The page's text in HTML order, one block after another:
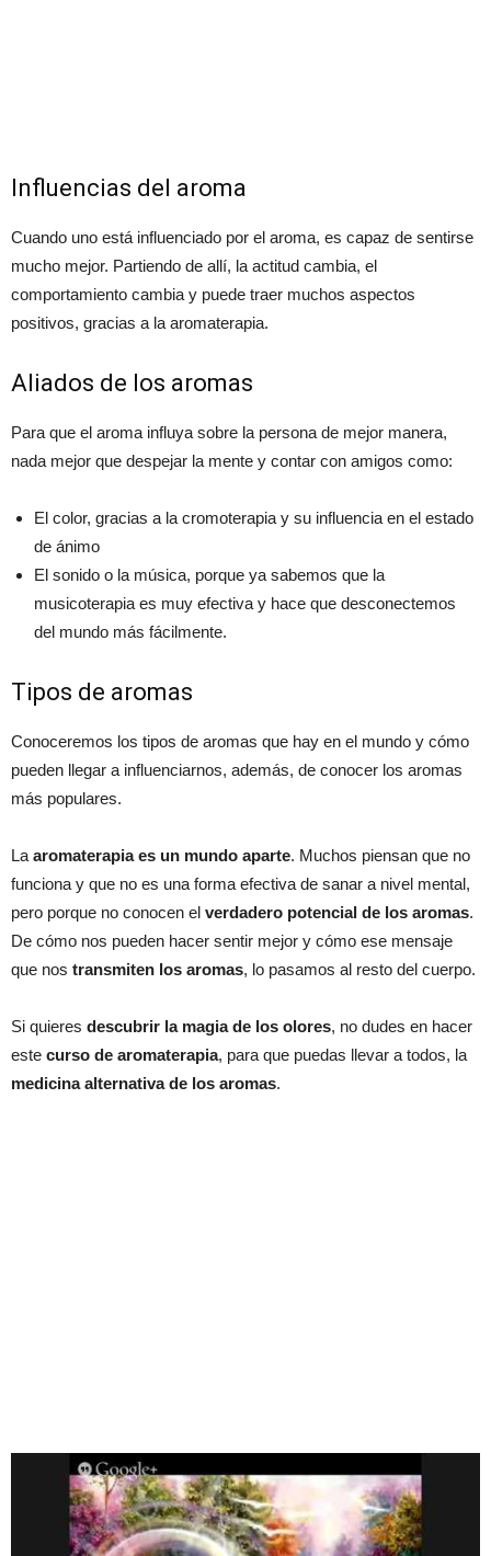
Influencias del aroma
Cuando uno está influenciado por el aroma, es capaz de sentirse
mucho mejor. Partiendo de allí, la actitud cambia, el
comportamiento cambia y puede traer muchos aspectos
positivos, gracias a la aromaterapia.
Aliados de los aromas
Para que el aroma influya sobre la persona de mejor manera,
nada mejor que despejar la mente y contar con amigos como:
El color, gracias a la cromoterapia y su influencia en el estado
de ánimo
El sonido o la música, porque ya sabemos que la
musicoterapia es muy efectiva y hace que desconectemos
del mundo más fácilmente.
Tipos de aromas
Conoceremos los tipos de aromas que hay en el mundo y cómo
pueden llegar a influenciarnos, además, de conocer los aromas
más populares.
Laaromaterapia es un mundo aparte. Muchos piensan que no
funciona y que no es una forma efectiva de sanar a nivel mental,
pero porque no conocen el verdadero potencial de los aromas.
De cómo nos pueden hacer sentir mejor y cómo ese mensaje
que nos transmiten los aromas, lo pasamos al resto del cuerpo.
Si quieres descubrir la magia de los olores, no dudes en hacer
este curso de aromaterapia, para que puedas llevar a todos, la
medicina alternativa de los aromas.